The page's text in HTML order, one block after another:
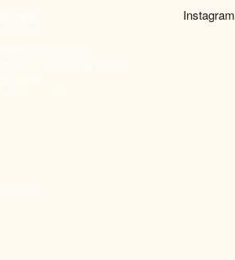
Instagram